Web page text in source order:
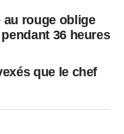
au rouge oblige
36 heures
que le chef